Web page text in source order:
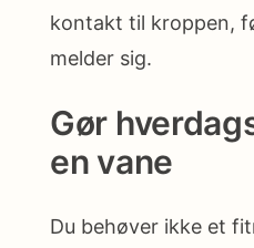
kontakt til kroppen,
melder sig.
Gør
en vane
Du behøver ikke et